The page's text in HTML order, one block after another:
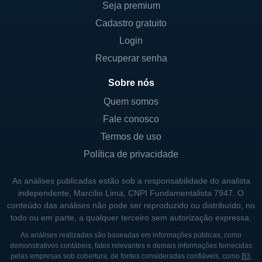
de comunidades planejadas, que oferecem
infraestrutura e serviços completos, tais
como áreas de lazer, escolas e centros
Além disso, a PulteGroup também se
destaca na construção de moradias para
aposentados por meio de sua marca Del
Webb, que criou comunidades focadas na
permite à PulteGroup diversificar seu
portfólio e se adaptar a diferentes demandas
de mercado, considerando também as
tendências demográficas do país.
CONTROLADORES E PRINCIPAIS
SÓCIOS
Seja premium
Cadastro gratuito
Login
Recuperar senha
Sobre nós
Quem somos
Fale conosco
Termos de uso
Política de privacidade
As análises publicadas estão sob a responsabilidade do analista
independente, Marcílio Lima, CNPI Fundamentalista 7947. O
conteúdo das análises não pode ser reproduzido ou distribuído, no
todo ou em parte, a qualquer terceiro sem autorização expressa.
As análises realizadas são baseadas em informações públicas, como
demonstrativos contábeis, fatos relevantes e demais informações fornecidas
pelas empresas sob cobertura, de fontes consideradas confiáveis, como B3,